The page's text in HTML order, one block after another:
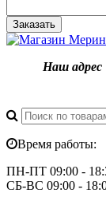
Заказать
Наш адрес
Время работы:
ПН-ПТ 09:00 -
СБ-ВС 09:00 -